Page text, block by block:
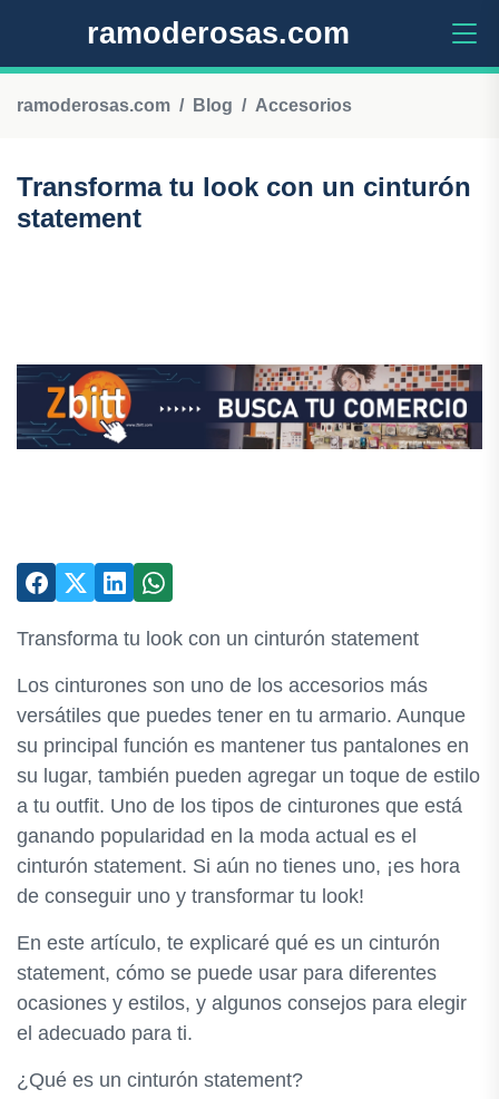
ramoderosas.com
ramoderosas.com Blog Accesorios
Transforma tu look con un cinturón
statement
Transforma tu look con un cinturón statement
Los cinturones son uno de los accesorios más
versátiles que puedes tener en tu armario. Aunque
su principal función es mantener tus pantalones en
su lugar, también pueden agregar un toque de estilo
a tu outfit. Uno de los tipos de cinturones que está
ganando popularidad en la moda actual es el
cinturón statement. Si aún no tienes uno, ¡es hora
de conseguir uno y transformar tu look!
En este artículo, te explicaré qué es un cinturón
statement, cómo se puede usar para diferentes
ocasiones y estilos, y algunos consejos para elegir
el adecuado para ti.
¿Qué es un cinturón statement?